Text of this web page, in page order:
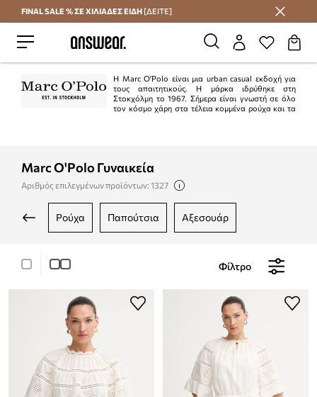
Εξοικονομήστε με το Answear Club
FINAL SALE % ΣΕ ΧΙΛΙΑΔΕΣ ΕΙΔΗ [ΔΕΙΤΕ]
Η Marc O'Polo είναι μια urban casual εκδοχή για
τους απαιτητικούς. Η μάρκα ιδρύθηκε στη
Στοκχόλμη το 1967. Σήμερα είναι γνωστή σε όλο
τον κόσμο χάρη στα τέλεια κομμένα ρούχα και τα
Marc O'Polo Γυναικεία
Αριθμός επιλεγμένων προϊόντων: 1327
ρούχα παπούτσια αξεσουάρ
Φίλτρο